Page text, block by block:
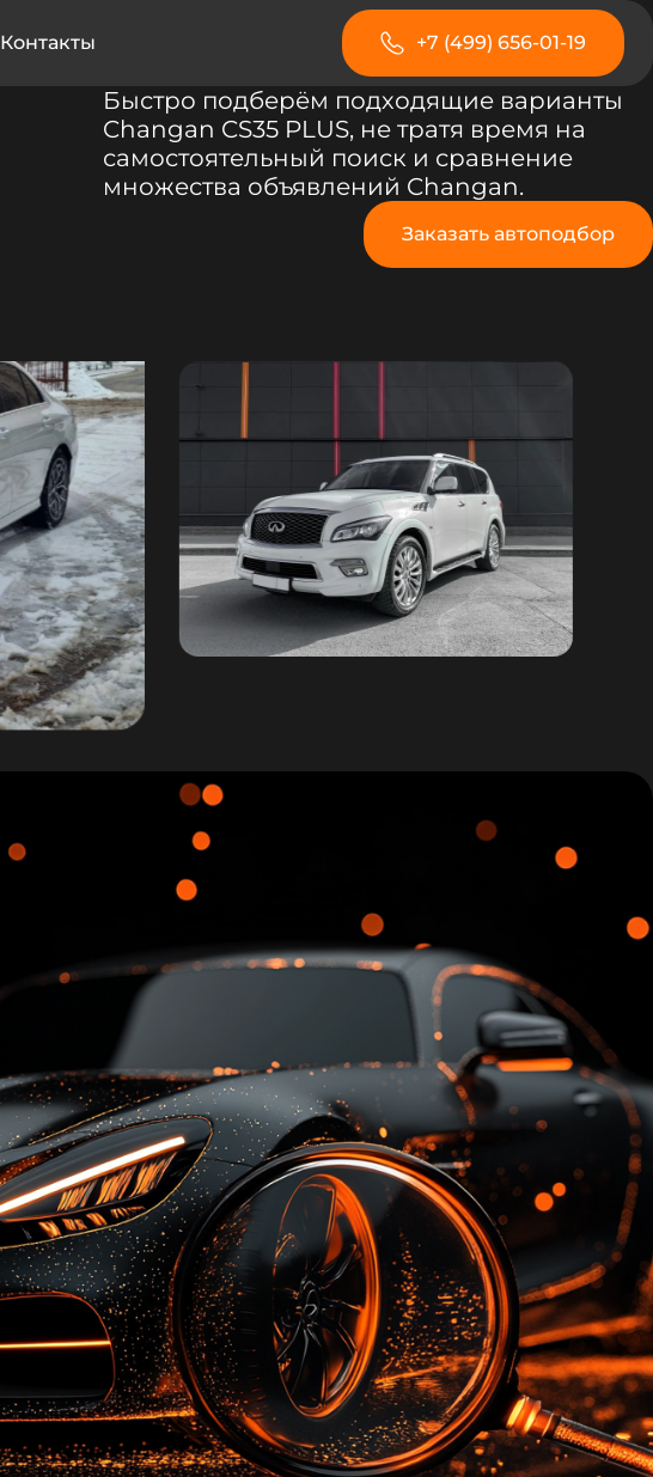
Контакты +7 (499) 656-01-19
Быстро подберём подходящие варианты
Changan CS35 PLUS, не тратя время на
самостоятельный поиск и сравнение
множества объявлений Changan.
Заказать автоподбор